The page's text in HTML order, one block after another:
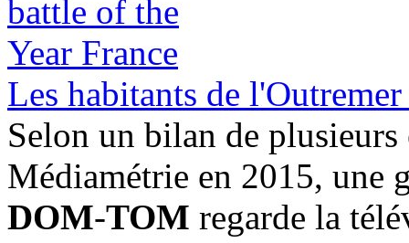
Les habitants de
Selon un bilan de plusieurs
Médiamétrie en 2015, une
DOM-TOM regarde la